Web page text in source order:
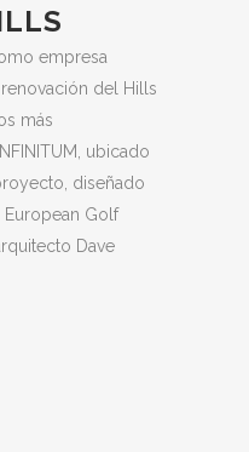
empresa
del Hills
más
ubicado
diseñado
Golf
Dave